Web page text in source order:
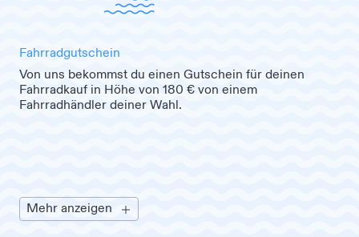
Fahrradgutschein
Von uns bekommst du einen Gutschein für deinen
Fahrradkauf in Höhe von 180 € von einem
Fahrradhändler deiner Wahl.
Mehr anzeigen